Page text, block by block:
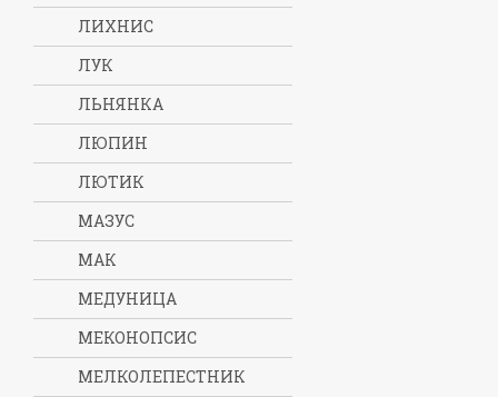
ЛИХНИС
ЛУК
ЛЬНЯНКА
ЛЮПИН
ЛЮТИК
МАЗУС
МАК
МЕДУНИЦА
МЕКОНОПСИС
МЕЛКОЛЕПЕСТНИК